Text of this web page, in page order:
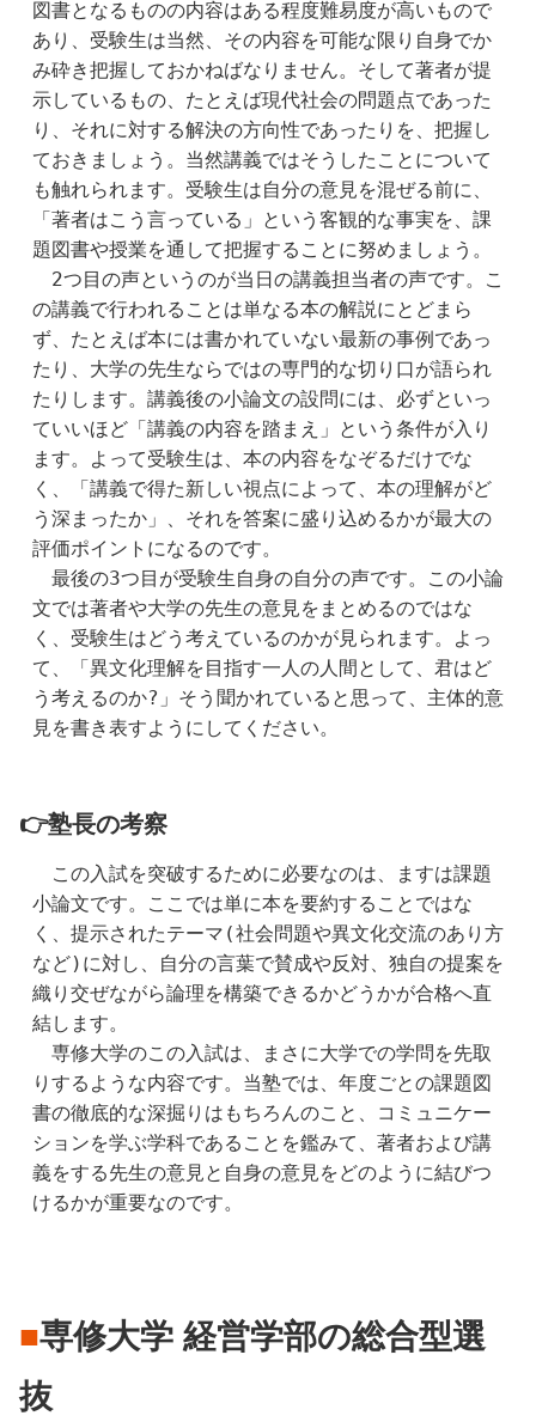
図書となるものの内容はある程度難易度が高いもので
あり、受験生は当然、その内容を可能な限り自身でか
み砕き把握しておかねばなりません。そして著者が提
示しているもの、たとえば現代社会の問題点であった
り、それに対する解決の方向性であったりを、把握し
ておきましょう。当然講義ではそうしたことについて
も触れられます。受験生は自分の意見を混ぜる前に、
「著者はこう言っている」という客観的な事実を、課
題図書や授業を通して把握することに努めましょう。
2つ目の声というのが当日の講義担当者の声です。こ
の講義で行われることは単なる本の解説にとどまら
ず、たとえば本には書かれていない最新の事例であっ
たり、大学の先生ならではの専門的な切り口が語られ
たりします。講義後の小論文の設問には、必ずといっ
ていいほど「講義の内容を踏まえ」という条件が入り
ます。よって受験生は、本の内容をなぞるだけでな
く、「講義で得た新しい視点によって、本の理解がど
う深まったか」、それを答案に盛り込めるかが最大の
評価ポイントになるのです。
最後の3つ目が受験生自身の自分の声です。この小論
文では著者や大学の先生の意見をまとめるのではな
く、受験生はどう考えているのかが見られます。よっ
て、「異文化理解を目指す一人の人間として、君はど
う考えるのか?」そう聞かれていると思って、主体的意
見を書き表すようにしてください。
👉塾長の考察
この入試を突破するために必要なのは、ますは課題
小論文です。ここでは単に本を要約することではな
く、提示されたテーマ(社会問題や異文化交流のあり方
など)に対し、自分の言葉で賛成や反対、独自の提案を
織り交ぜながら論理を構築できるかどうかが合格へ直
結します。
専修大学のこの入試は、まさに大学での学問を先取
りするような内容です。当塾では、年度ごとの課題図
書の徹底的な深掘りはもちろんのこと、コミュニケー
ションを学ぶ学科であることを鑑みて、著者および講
義をする先生の意見と自身の意見をどのように結びつ
けるかが重要なのです。
■専修大学 経営学部の総合型選
抜